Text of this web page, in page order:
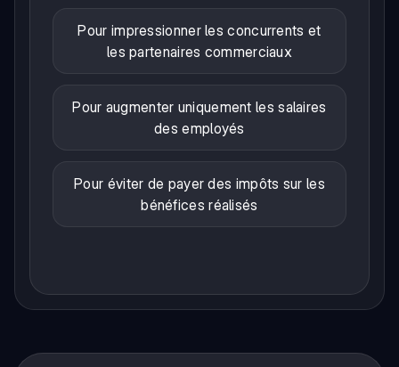
Pour impressionner les concurrents et
les partenaires commerciaux
Pour augmenter uniquement les salaires
des employés
Pour éviter de payer des impôts sur les
bénéfices réalisés